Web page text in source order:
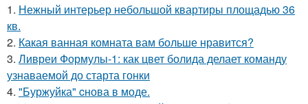
1. Нежный интерьер небольшой квартиры площадью 36
кв.
2. Какая ванная комната вам больше нравится?
3. Ливреи Формулы-1: как цвет болида делает команду
узнаваемой до старта гонки
4. "Буржуйка" cнова в моде.